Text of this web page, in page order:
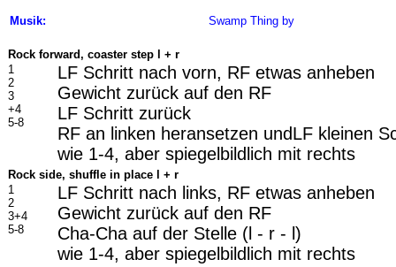
Musik: Swamp Thing by
Rock forward, coaster step l + r
1
2
3
+4
5-8
LF Schritt nach vorn, RF etwas anheben
Gewicht zurück auf den RF
LF Schritt zurück
RF an linken heransetzen undLF kleinen
wie 1-4, aber spiegelbildlich mit rechts
Rock side, shuffle in place l + r
1
2
3+4
5-8
LF Schritt nach links, RF etwas anheben
Gewicht zurück auf den RF
Cha-Cha auf der Stelle (l - r - l)
wie 1-4, aber spiegelbildlich mit rechts